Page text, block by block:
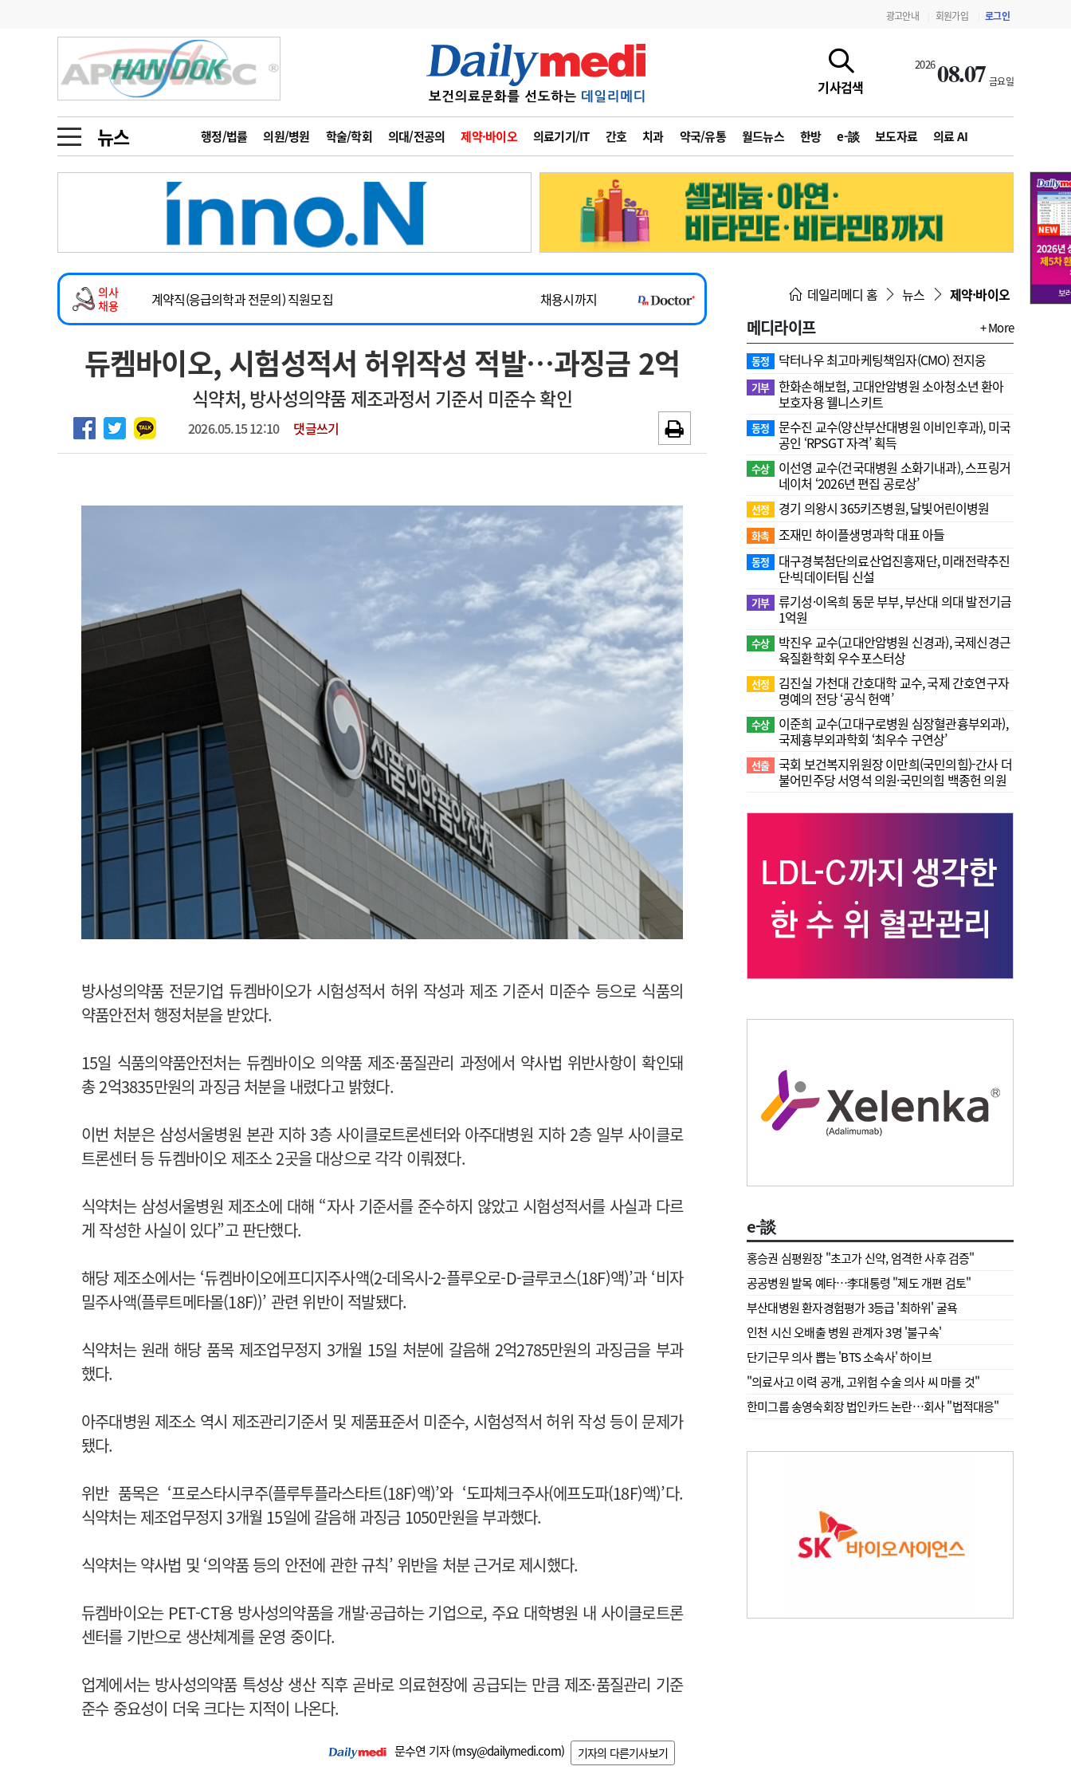
광고안내 회원가입 로그인
기사검색
202608.07 금요일
뉴스 행정/법률 의원/병원 학술/학회 의대/전공의 제약·바이오 의료기기/IT 간호 치과 약국/유통 월드뉴스 한방 e-談 보도자료 의료 AI
금주의 검색어
1
의사인력 수급 추계
3
AI의료
4
전공의 모집 결과
6
관리급여 실시
지필공 지원책
수련환경 개선
의과대학 입시
메디인포 인사 사고
오피니언 칼럼 수첩
인물 초대석 피플
동영상뉴스
포토뉴스
메디 Hospital 지역병원 중소병원
인포메이션 행정처분 판례 정책/통계 공시 지침·기준·평가 약제급여 심사 결과
고객센터 회사소개 법적고지 광고안내
의사
채용
2026년 하반기 인턴 모집
~2026-08-31
마취통증의학과 임기제 임상의사 채용
채용시까지
계약직(응급의학과 전문의) 직원모집
채용시까지
하반기 전공의(레지던트1년차) 모집
~2026-08-15
2026년 하반기 인턴 모집
~2026-08-31
마취통증의학과 임기제 임상의사 채용
채용시까지
듀켐바이오, 시험성적서 허위작성 적발…과징금 2억
식약처, 방사성의약품 제조과정서 기준서 미준수 확인
2026.05.15 12:10 댓글쓰기
방사성의약품 전문기업 듀켐바이오가 시험성적서 허위 작성과 제조 기준서 미준수 등으로 식품의
약품안전처 행정처분을 받았다.
15일 식품의약품안전처는 듀켐바이오 의약품 제조·품질관리 과정에서 약사법 위반사항이 확인돼
총 2억3835만원의 과징금 처분을 내렸다고 밝혔다.
이번 처분은 삼성서울병원 본관 지하 3층 사이클로트론센터와 아주대병원 지하 2층 일부 사이클로
트론센터 등 듀켐바이오 제조소 2곳을 대상으로 각각 이뤄졌다.
식약처는 삼성서울병원 제조소에 대해 “자사 기준서를 준수하지 않았고 시험성적서를 사실과 다르
게 작성한 사실이 있다”고 판단했다.
해당 제조소에서는 ‘듀켐바이오에프디지주사액(2-데옥시-2-플루오로-D-글루코스(18F)액)’과 ‘비자
밀주사액(플루트메타몰(18F))’ 관련 위반이 적발됐다.
식약처는 원래 해당 품목 제조업무정지 3개월 15일 처분에 갈음해 2억2785만원의 과징금을 부과
했다.
아주대병원 제조소 역시 제조관리기준서 및 제품표준서 미준수, 시험성적서 허위 작성 등이 문제가
됐다.
위반 품목은 ‘프로스타시쿠주(플루투플라스타트(18F)액)’와 ‘도파체크주사(에프도파(18F)액)’다.
식약처는 제조업무정지 3개월 15일에 갈음해 과징금 1050만원을 부과했다.
식약처는 약사법 및 ‘의약품 등의 안전에 관한 규칙’ 위반을 처분 근거로 제시했다.
듀켐바이오는 PET-CT용 방사성의약품을 개발·공급하는 기업으로, 주요 대학병원 내 사이클로트론
센터를 기반으로 생산체계를 운영 중이다.
업계에서는 방사성의약품 특성상 생산 직후 곧바로 의료현장에 공급되는 만큼 제조·품질관리 기준
준수 중요성이 더욱 크다는 지적이 나온다.
문수연 기자 (msy@dailymedi.com) 기자의 다른기사보기
데일리메디 홈 뉴스 제약·바이오
메디라이프 + More
동정 닥터나우 최고마케팅책임자(CMO) 전지웅
기부 한화손해보험, 고대안암병원 소아청소년 환아
보호자용 웰니스키트
동정
문수진 교수( 양산부산대병원 이비인후과), 미국
공인 ‘RPSGT 자격’ 획득
수상
이선영 교수(건국대병원 소화기내과), 스프링거
네이처 ‘2026년 편집 공로상’
선정 경기 의왕시 365키즈병원, 달빛어린이병원
화촉 조재민 하이플생명과학 대표 아들
동정
대구경북첨단의료산업진흥재단, 미래전략추진
단·빅데이터팀 신설
기부 류기성·이옥희 동문 부부, 부산대 의대 발전기금
1억원
수상
박진우 교수(고대안암병원 신경과), 국제신경근
육질환학회 우수포스터상
선정
김진실 가천대 간호대학 교수, 국제 간호연구자
명예의 전당 ‘공식 헌액’
수상
이준희 교수(고대구로병원 심장혈관흉부외과),
국제흉부외과학회 ‘최우수 구연상’
선출 국회 보건복지위원장 이만희(국민의힘)-간사 더
불어민주당 서영석 의원·국민의힘 백종헌 의원
e-談
홍승권 심평원장 " 초고가 신약, 엄격한 사후 검증"
공공병원 발목 예타…李대통령 "제도 개편 검토"
부산대병원 환자경험평가 3등급 '최하위' 굴욕
인천 시신 오배출 병원 관계자 3명 '불구속'
단기근무 의사 뽑는 'BTS 소속사' 하이브
"의료사고 이력 공개, 고위험 수술 의사 씨 마를 것"
한미그룹 송영숙회장 법인카드 논란…회사 "법적대응"